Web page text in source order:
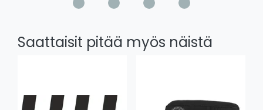
Saattaisit pitää myös näistä